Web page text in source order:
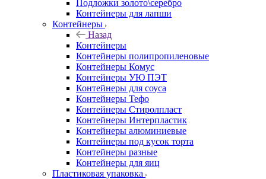
Подложки золото\серебро
Контейнеры для лапши
Контейнеры
Назад
Контейнеры
Контейнеры полипропиленовые
Контейнеры Комус
Контейнеры УЮ ПЭТ
Контейнеры для соуса
Контейнеры Тефо
Контейнеры Стиролпласт
Контейнеры Интерпластик
Контейнеры алюминиевые
Контейнеры под кусок торта
Контейнеры разные
Контейнеры для яиц
Пластиковая упаковка